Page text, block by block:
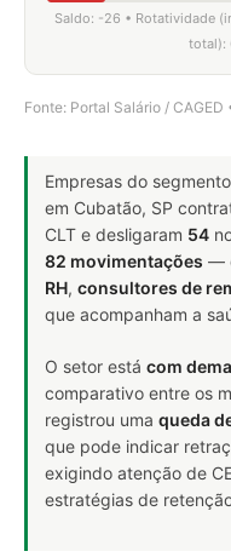
Saldo: -26 • Rotatividade
total):
Fonte: Portal Salário /
Empresas do
em Cubatão, SP
CLT e desligaram 54
82 movimentações —
RH, consultores de
que acompanham a
O setor está com
comparativo entre os
registrou uma queda
que pode indicar
exigindo atenção de
estratégias de